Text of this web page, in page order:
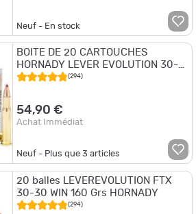
Neuf - En stock
BOITE DE 20 CARTOUCHES
HORNADY LEVER EVOLUTION 30-
30WIN 150GR FTX
(294)
54,90 €
Achat Immédiat
Neuf - Plus que3 articles
20 balles LEVEREVOLUTION FTX
30-30 WIN 160 Grs HORNADY
(294)